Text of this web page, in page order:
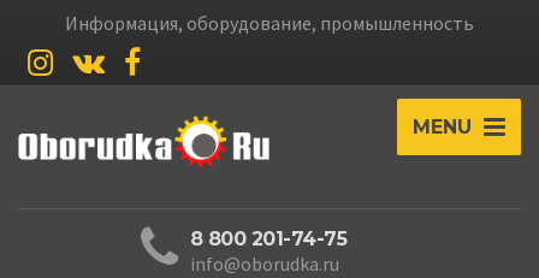
Информация, оборудование, промышленность
MENU
8 800 201-74-75
info@oborudka.ru